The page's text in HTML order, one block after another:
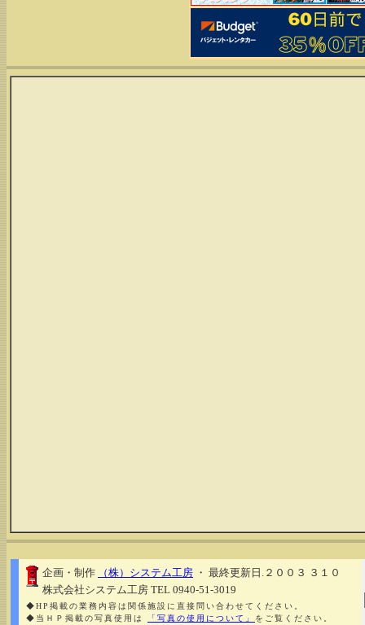
企画・制作 （株）システム工房 ・ 最終更新日.２００３ ３１０
株式会社システム工房 TEL 0940-51-3019
◆HP掲載の業務内容は関係施設に直接問い合わせてください。
◆当ＨＰ掲載の写真使用は
「写真の使用について」 をご覧ください。